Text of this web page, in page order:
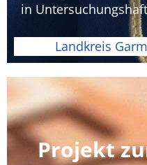
in
Landkreis
Projekt